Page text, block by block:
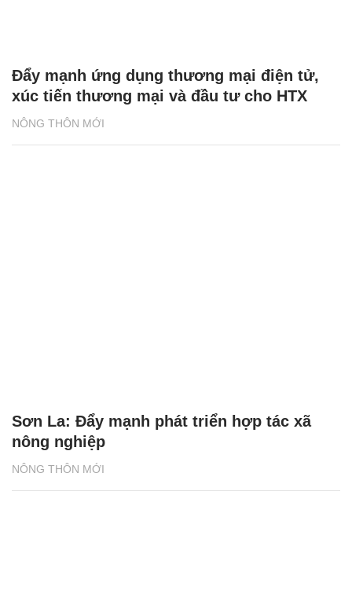
NÔNG THÔN MỚI
Đẩy mạnh ứng dụng thương mại điện tử,
xúc tiến thương mại và đầu tư cho HTX
NÔNG THÔN MỚI
Sơn La: Đẩy mạnh phát triển hợp tác xã
nông nghiệp